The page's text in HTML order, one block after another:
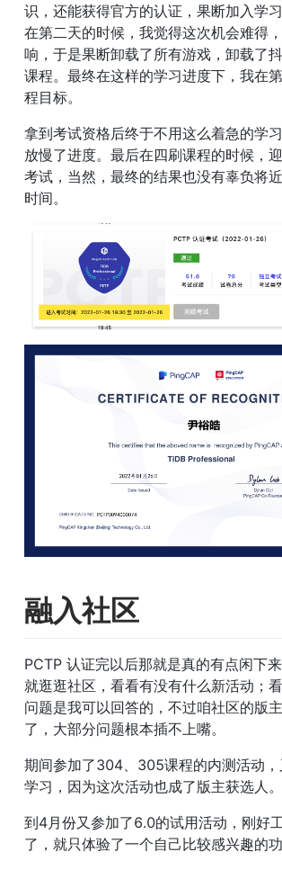
识，还能获得官方的认证，果断加入学
在第二天的时候，我觉得这次机会难得
响，于是果断卸载了所有游戏，卸载了
课程。最终在这样的学习进度下，我在
程目标。
拿到考试资格后终于不用这么着急的学
放慢了进度。最后在四刷课程的时候，
考试，当然，最终的结果也没有辜负将
时间。
融入社区
PCTP 认证完以后那就是真的有点闲下
就逛逛社区，看看有没有什么新活动；
问题是我可以回答的，不过咱社区的版
了，大部分问题根本插不上嘴。
期间参加了304、305课程的内测活动，
学习，因为这次活动也成了版主获选人。
到4月份又参加了6.0的试用活动，刚好
了，就只体验了一个自己比较感兴趣的功